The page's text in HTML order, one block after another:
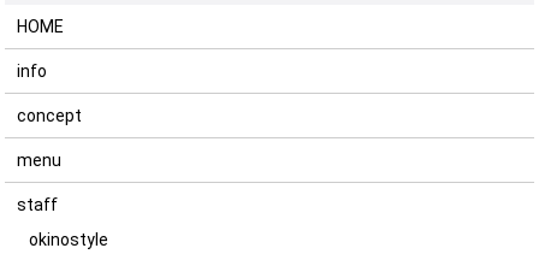
HOME
info
concept
menu
staff
okinostyle